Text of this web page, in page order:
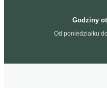
Godziny
Od poniedziałku